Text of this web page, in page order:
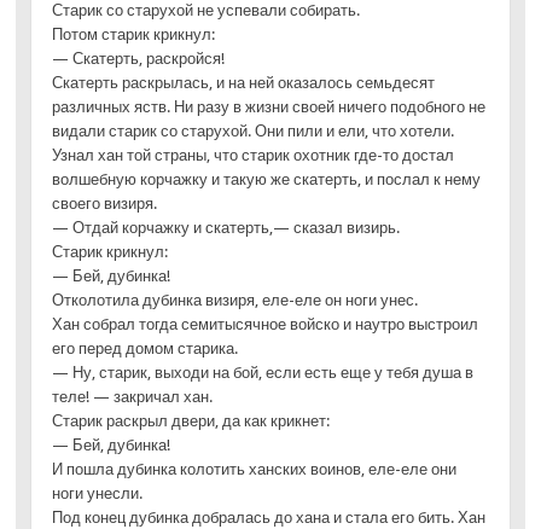
Старик со старухой не успевали собирать.
Потом старик крикнул:
— Скатерть, раскройся!
Скатерть раскрылась, и на ней оказалось семьдесят
различных яств. Ни разу в жизни своей ничего подобного не
видали старик со старухой. Они пили и ели, что хотели.
Узнал хан той страны, что старик охотник где-то достал
волшебную корчажку и такую же скатерть, и послал к нему
своего визиря.
— Отдай корчажку и скатерть,— сказал визирь.
Старик крикнул:
— Бей, дубинка!
Отколотила дубинка визиря, еле-еле он ноги унес.
Хан собрал тогда семитысячное войско и наутро выстроил
его перед домом старика.
— Ну, старик, выходи на бой, если есть еще у тебя душа в
теле! — закричал хан.
Старик раскрыл двери, да как крикнет:
— Бей, дубинка!
И пошла дубинка колотить ханских воинов, еле-еле они
ноги унесли.
Под конец дубинка добралась до хана и стала его бить. Хан